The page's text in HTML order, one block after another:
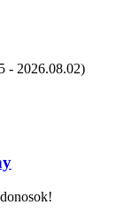
- 2026.08.02)